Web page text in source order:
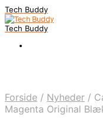
Tech Buddy
Tech Buddy
Forside / Nyheder /
Magenta Original